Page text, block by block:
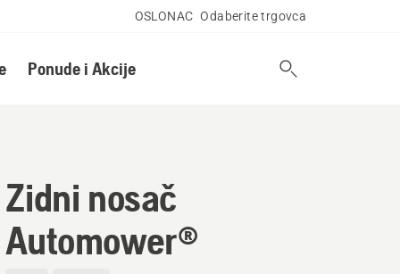
OSLONAC Odaberite trgovca
Ponude i Akcije
Zidni nosač
Automower®